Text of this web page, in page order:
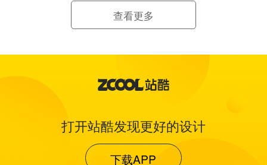
查看更多
打开站酷发现更好的设计
下载APP